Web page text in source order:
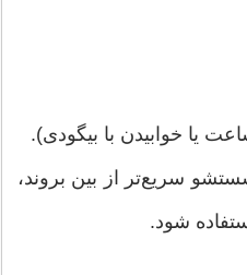
یا خوابیدن با بیگودی).
سریع‌تر از بین بروند،
شود.